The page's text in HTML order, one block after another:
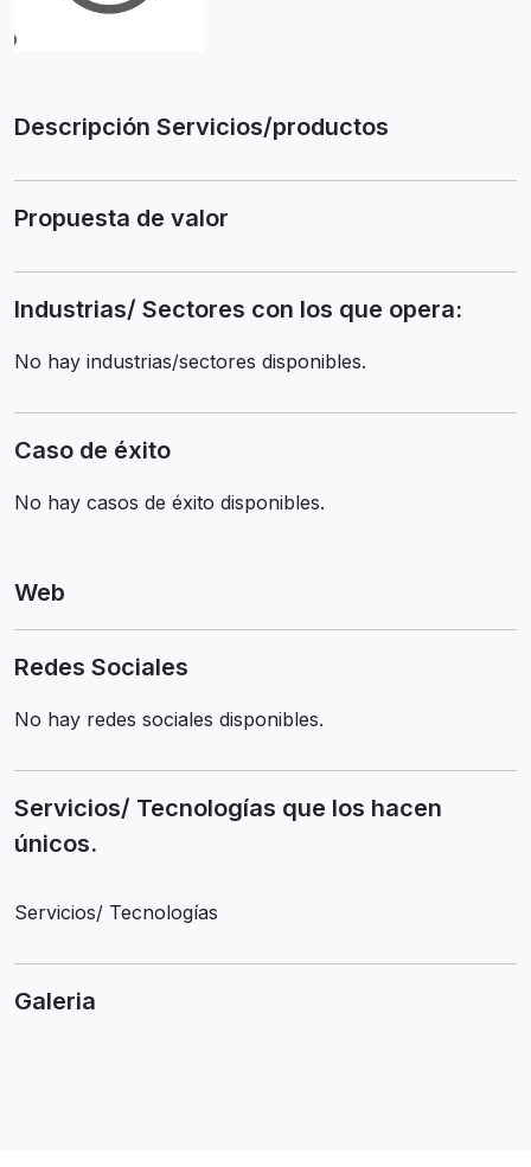
Descripción Servicios/productos
Propuesta de valor
Industrias/ Sectores con los que opera:
No hay industrias/sectores disponibles.
Caso de éxito
No hay casos de éxito disponibles.
Web
Redes Sociales
No hay redes sociales disponibles.
Servicios/ Tecnologías que los hacen
únicos.
Servicios/ Tecnologías
Galeria